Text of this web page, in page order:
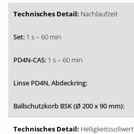
Nachlaufzeit
1 s – 60 min
1 s – 60 min
Helligkeitssollwert